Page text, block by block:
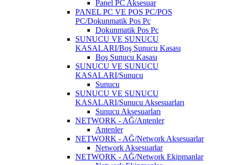
Panel PC Aksesuar
PANEL PC VE POS PC/POS
PC/Dokunmatik Pos Pc
Dokunmatik Pos Pc
SUNUCU VE SUNUCU
KASALARI/Boş Sunucu Kasası
Boş Sunucu Kasası
SUNUCU VE SUNUCU
KASALARI/Sunucu
Sunucu
SUNUCU VE SUNUCU
KASALARI/Sunucu Aksesuarları
Sunucu Aksesuarları
NETWORK - AĞ/Antenler
Antenler
NETWORK - AĞ/Network Aksesuarlar
Network Aksesuarlar
NETWORK - AĞ/Network Ekipmanlar